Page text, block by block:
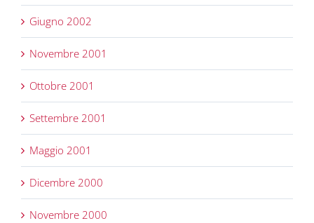
Giugno 2002
Novembre 2001
Ottobre 2001
Settembre 2001
Maggio 2001
Dicembre 2000
Novembre 2000